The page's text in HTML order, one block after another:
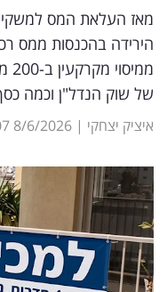
וטק
שיווק
ופרסום
משפט
מדדים
ומחקרים
דעות
רכילות
הירידה בהכנסות ממס
של שוק הנדל"ן וכמה
איציק יצחקי |
8/6/2026